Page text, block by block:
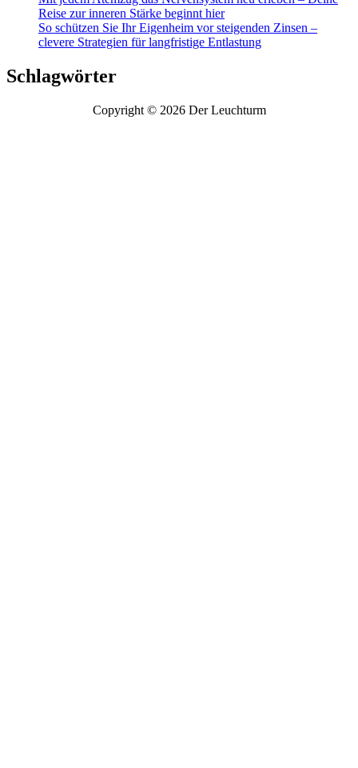
Reise zur inneren Stärke beginnt hier
So schützen Sie Ihr Eigenheim vor steigenden Zinsen –
clevere Strategien für langfristige Entlastung
Schlagwörter
Copyright © 2026 Der Leuchturm